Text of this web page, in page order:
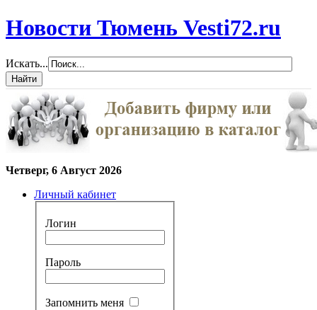
Новости Тюмень Vesti72.ru
Искать...
Четверг, 6 Август 2026
Личный кабинет
Логин
Пароль
Запомнить меня